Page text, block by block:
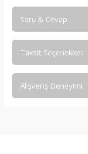
Soru & Cevap
Ürün
Taksit Seçenekleri
Alışveriş Deneyimi